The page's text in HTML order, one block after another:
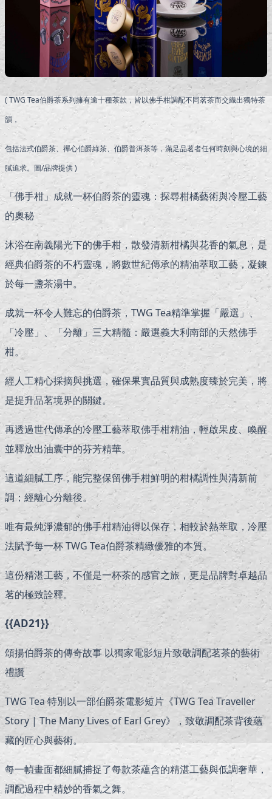
( TWG Tea伯爵茶系列擁有逾十種茶款，皆以佛手柑調配不同茗茶而交織出獨特茶
韻，
包括法式伯爵茶、禪心伯爵綠茶、伯爵普洱茶等，滿足品茗者任何時刻與心境的細
膩追求。圖/品牌提供 )
「佛手柑」成就一杯伯爵茶的靈魂：探尋柑橘藝術與冷壓工藝
的奧秘
沐浴在南義陽光下的佛手柑，散發清新柑橘與花香的氣息，是
經典伯爵茶的不朽靈魂，將數世紀傳承的精油萃取工藝，凝鍊
於每一盞茶湯中。
成就一杯令人難忘的伯爵茶，TWG Tea精準掌握「嚴選」、
「冷壓」、「分離」三大精髓：嚴選義大利南部的天然佛手
柑。
經人工精心採摘與挑選，確保果實品質與成熟度臻於完美，將
是提升品茗境界的關鍵。
再透過世代傳承的冷壓工藝萃取佛手柑精油，輕啟果皮、喚醒
並釋放出油囊中的芬芳精華。
這道細膩工序，能完整保留佛手柑鮮明的柑橘調性與清新前
調；經離心分離後。
唯有最純淨濃郁的佛手柑精油得以保存，相較於熱萃取，冷壓
法賦予每一杯 TWG Tea伯爵茶精緻優雅的本質。
這份精湛工藝，不僅是一杯茶的感官之旅，更是品牌對卓越品
茗的極致詮釋。
{{AD21}}
頌揚伯爵茶的傳奇故事 以獨家電影短片致敬調配茗茶的藝術
禮讚
TWG Tea 特別以一部伯爵茶電影短片《TWG Tea Traveller
Story | The Many Lives of Earl Grey》，致敬調配茶背後蘊
藏的匠心與藝術。
每一幀畫面都細膩捕捉了每款茶蘊含的精湛工藝與低調奢華，
調配過程中精妙的香氣之舞。